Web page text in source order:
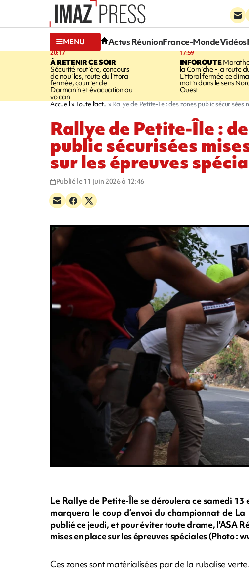
MENU Actus RéunionFrance-MondeVidéos
20:17
À RETENIR CE SOIR
Sécurité routière, concours
de nouilles, route du littoral
fermée, courrier de
Darmanin et évacuation au
volcan
17:59
INFOROUTE
la Corniche - la route
Littoral fermée ce
matin dans le sens
Ouest
Accueil Toute l'actu Rallye de Petite-Île : des zones public sécurisées
Rallye de Petite-Île :
public sécurisées
sur les épreuves
Publié le 11 juin 2026 à 12:46
Le Rallye de Petite-Île se déroulera ce samedi
marquera le coup d’envoi du championnat de
publié ce jeudi, et pour éviter toute drame, l'ASA
mises en place sur les épreuves spéciales (Photo :
Ces zones sont matérialisées par de la rubalise verte.